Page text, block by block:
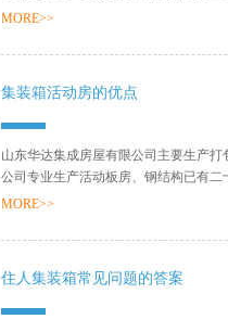
销售网络、售后服务等方面打下了坚实
MORE>>
集装箱活动房的优点
山东华达集成房屋有限公司主要生产
公司专业生产活动板房、钢结构已有
销售网络、售后服务等方面打下了坚实
MORE>>
住人集装箱常见问题的答案